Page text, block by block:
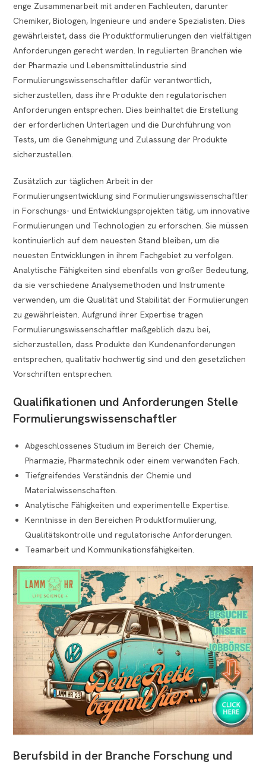
enge Zusammenarbeit mit anderen Fachleuten, darunter
Chemiker, Biologen, Ingenieure und andere Spezialisten. Dies
gewährleistet, dass die Produktformulierungen den vielfältigen
Anforderungen gerecht werden. In regulierten Branchen wie
der Pharmazie und Lebensmittelindustrie sind
Formulierungswissenschaftler dafür verantwortlich,
sicherzustellen, dass ihre Produkte den regulatorischen
Anforderungen entsprechen. Dies beinhaltet die Erstellung
der erforderlichen Unterlagen und die Durchführung von
Tests, um die Genehmigung und Zulassung der Produkte
sicherzustellen.
Zusätzlich zur täglichen Arbeit in der
Formulierungsentwicklung sind Formulierungswissenschaftler
in Forschungs- und Entwicklungsprojekten tätig, um innovative
Formulierungen und Technologien zu erforschen. Sie müssen
kontinuierlich auf dem neuesten Stand bleiben, um die
neuesten Entwicklungen in ihrem Fachgebiet zu verfolgen.
Analytische Fähigkeiten sind ebenfalls von großer Bedeutung,
da sie verschiedene Analysemethoden und Instrumente
verwenden, um die Qualität und Stabilität der Formulierungen
zu gewährleisten. Aufgrund ihrer Expertise tragen
Formulierungswissenschaftler maßgeblich dazu bei,
sicherzustellen, dass Produkte den Kundenanforderungen
entsprechen, qualitativ hochwertig sind und den gesetzlichen
Vorschriften entsprechen.
Qualifikationen und Anforderungen Stelle
Formulierungswissenschaftler
Abgeschlossenes Studium im Bereich der Chemie,
Pharmazie, Pharmatechnik oder einem verwandten Fach.
Tiefgreifendes Verständnis der Chemie und
Materialwissenschaften.
Analytische Fähigkeiten und experimentelle Expertise.
Kenntnisse in den Bereichen Produktformulierung,
Qualitätskontrolle und regulatorische Anforderungen.
Teamarbeit und Kommunikationsfähigkeiten.
Berufsbild in der Branche Forschung und